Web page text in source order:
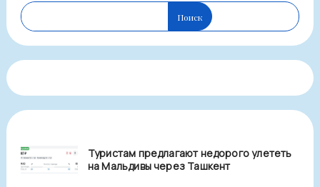
Поиск
Туристам предлагают недорого улететь
на Мальдивы через Ташкент